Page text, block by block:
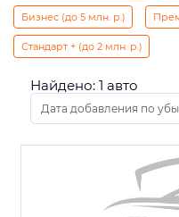
Бизнес (до 5 млн. р.)
Стандарт + (до 2 млн. р.)
Найдено: 1 авто